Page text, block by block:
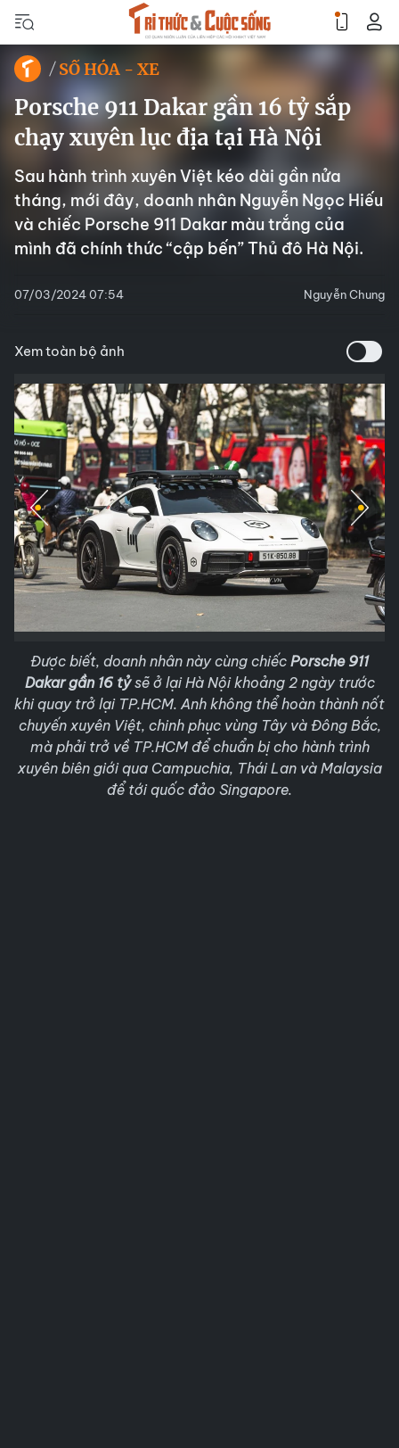
SỐ HÓA - XE
Porsche 911 Dakar gần 16 tỷ sắp
chạy xuyên lục địa tại Hà Nội
Sau hành trình xuyên Việt kéo dài gần nửa
tháng, mới đây, doanh nhân Nguyễn Ngọc Hiếu
và chiếc Porsche 911 Dakar màu trắng của
mình đã chính thức “cập bến” Thủ đô Hà Nội.
07/03/2024 07:54 Nguyễn Chung
Xem toàn bộ ảnh
Được biết, doanh nhân này cùng chiếc Porsche 911
Dakar gần 16 tỷsẽ ở lại Hà Nội khoảng 2 ngày trước
khi quay trở lại TP.HCM. Anh không thể hoàn thành nốt
chuyến xuyên Việt, chinh phục vùng Tây và Đông Bắc,
mà phải trở về TP.HCM để chuẩn bị cho hành trình
xuyên biên giới qua Campuchia, Thái Lan và Malaysia
để tới quốc đảo Singapore.